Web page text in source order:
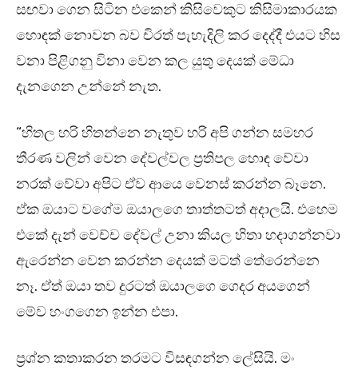
සඟවා ගෙන සිටින එකෙන් කිසිවෙකුට කිසිමාකාරයක
හොඳක් නොවන බව චිරත් පැහැදිලි කර දෙද්දී එයට හිස
වනා පිළිගනු විනා වෙන කල යුතු දෙයක් මේධා
දැනගෙන උන්නේ නැත.
“හිතල හරි හිතන්නෙ නැතුව හරි අපි ගන්න සමහර
තීරණ වලින් වෙන දේවල්වල ප්‍රතිපල හොඳ වේවා
නරක් වේවා අපිට ඒව ආයෙ වෙනස් කරන්න බෑනෙ.
ඒක ඔයාට වගේම ඔයාලගෙ තාත්තටත් අදාලයි. එහෙම
එකේ දැන් වෙච්ච දේවල් උනා කියල හිතා හදාගන්නවා
ඇරෙන්න වෙන කරන්න දෙයක් මටත් තේරෙන්නෙ
නෑ. ඒත් ඔයා තව දුරටත් ඔයාලගෙ ගෙදර අයගෙන්
මේව හංගගෙන ඉන්න එපා.
ප්‍රශ්න කතාකරන තරමට විසඳගන්න ලේසියි. මං